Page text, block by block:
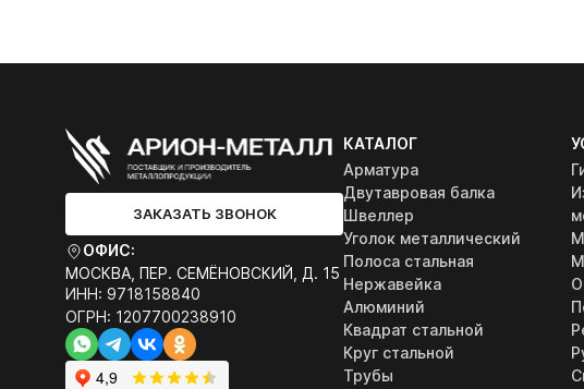
ЗАКАЗАТЬ ЗВОНОК
ОФИС:
МОСКВА, ПЕР. СЕМЁНОВСКИЙ, Д. 15
ИНН: 9718158840
ОГРН: 1207700238910
КАТАЛОГ
Арматура
Двутавровая балка
Швеллер
Уголок металлический
Полоса стальная
Нержавейка
Алюминий
Квадрат стальной
Круг стальной
Трубы